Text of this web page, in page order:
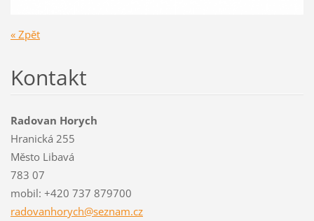
« Zpět
Kontakt
Radovan Horych
Hranická 255
Město Libavá
783 07
mobil: +420 737 879700
radovanhorych@seznam.cz